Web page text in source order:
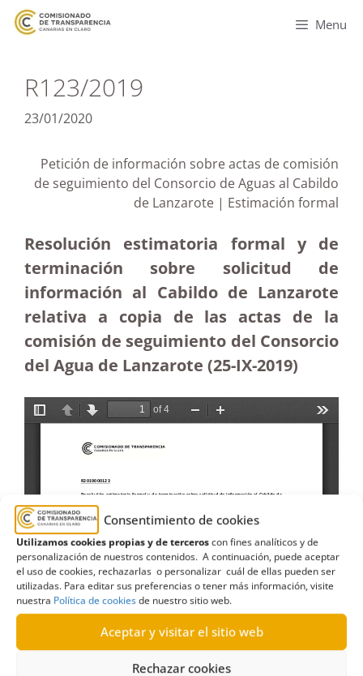
Consentimiento de cookies
Utilizamos cookies propias y de terceroscon fines analíticos y de
personalización de nuestros contenidos. A continuación, puede aceptar
el uso de cookies, rechazarlas o personalizar cuál de ellas pueden ser
utilizadas. Para editar sus preferencias o tener más información, visite
nuestra Política de cookiesde nuestro sitio web.
Aceptar y visitar el sitio web
Rechazar cookies
Menu
R123/2019
23/01/2020
Petición de información sobre actas de comisión
de seguimiento del Consorcio de Aguas al Cabildo
de Lanzarote | Estimación formal
Resolución estimatoria formal y de
terminación sobre solicitud de
información al Cabildo de Lanzarote
relativa a copia de las actas de la
comisión de seguimiento del Consorcio
del Agua de Lanzarote (25-IX-2019)